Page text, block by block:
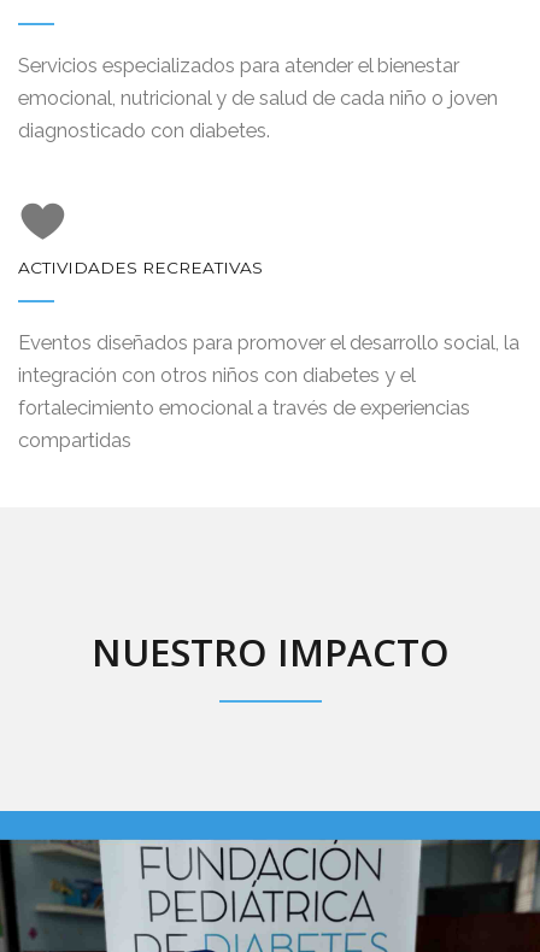
Servicios especializados para atender el bienestar
emocional, nutricional y de salud de cada niño o joven
diagnosticado con diabetes.
ACTIVIDADES RECREATIVAS
Eventos diseñados para promover el desarrollo social, la
integración con otros niños con diabetes y el
fortalecimiento emocional a través de experiencias
compartidas
NUESTRO IMPACTO